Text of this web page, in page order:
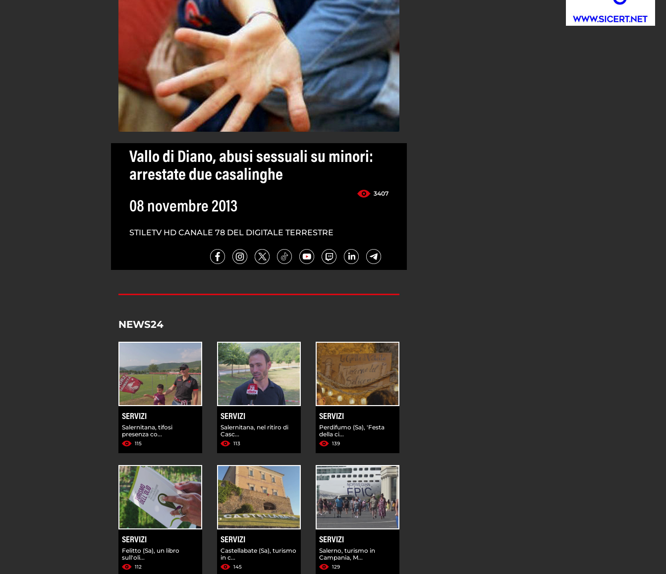
Vallo di Diano, abusi sessuali su minori:
arrestate due casalinghe
3407
08 novembre 2013
STILETV HD CANALE 78 DEL DIGITALE TERRESTRE
NEWS24
SERVIZI
Salernitana, tifosi
presenza co...
115
SERVIZI
Salernitana, nel ritiro di
Casc...
113
SERVIZI
Perdifumo (Sa), 'Festa
della ci...
139
SERVIZI
Felitto (Sa), un libro
sull'oli...
112
SERVIZI
Castellabate (Sa), turismo
in c...
145
SERVIZI
Salerno, turismo in
Campania, M...
129